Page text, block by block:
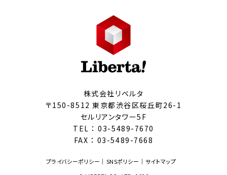
株式会社リベルタ
〒150-8512 東京都渋谷区桜丘町26-1
セルリアンタワー5F
TEL ：03-5489-7670
FAX ： 03-5489-7668
プライバシーポリシー SNSポリシー
サイトマップ